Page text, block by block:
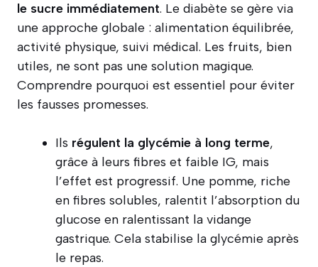
le sucre immédiatement. Le diabète se gère via
une approche globale : alimentation équilibrée,
activité physique, suivi médical. Les fruits, bien
utiles, ne sont pas une solution magique.
Comprendre pourquoi est essentiel pour éviter
les fausses promesses.
Ils régulent la glycémie à long terme,
grâce à leurs fibres et faible IG, mais
l’effet est progressif. Une pomme, riche
en fibres solubles, ralentit l’absorption du
glucose en ralentissant la vidange
gastrique. Cela stabilise la glycémie après
le repas.